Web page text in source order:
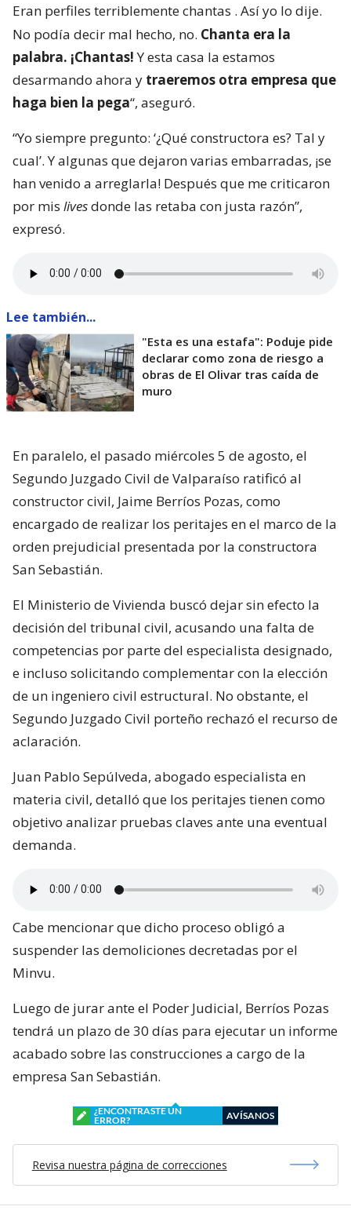
Eran perfiles terriblemente chantas . Así yo lo dije.
No podía decir mal hecho, no. Chanta era la
palabra. ¡Chantas!Y esta casa la estamos
desarmando ahora y traeremos otra empresa que
haga bien la pega“, aseguró.
“Yo siempre pregunto: ‘¿Qué constructora es? Tal y
cual’. Y algunas que dejaron varias embarradas, ¡se
han venido a arreglarla! Después que me criticaron
por mis livesdonde las retaba con justa razón”,
expresó.
Lee también...
"Esta es una estafa": Poduje pide
declarar como zona de riesgo a
obras de El Olivar tras caída de
muro
En paralelo, el pasado miércoles 5 de agosto, el
Segundo Juzgado Civil de Valparaíso ratificó al
constructor civil, Jaime Berríos Pozas, como
encargado de realizar los peritajes en el marco de la
orden prejudicial presentada por la constructora
San Sebastián.
El Ministerio de Vivienda buscó dejar sin efecto la
decisión del tribunal civil, acusando una falta de
competencias por parte del especialista designado,
e incluso solicitando complementar con la elección
de un ingeniero civil estructural. No obstante, el
Segundo Juzgado Civil porteño rechazó el recurso de
aclaración.
Juan Pablo Sepúlveda, abogado especialista en
materia civil, detalló que los peritajes tienen como
objetivo analizar pruebas claves ante una eventual
demanda.
Cabe mencionar que dicho proceso obligó a
suspender las demoliciones decretadas por el
Minvu.
Luego de jurar ante el Poder Judicial, Berríos Pozas
tendrá un plazo de 30 días para ejecutar un informe
acabado sobre las construcciones a cargo de la
empresa San Sebastián.
¿ENCONTRASTE UN
ERROR?
AVÍSANOS
Revisa nuestra página de correcciones